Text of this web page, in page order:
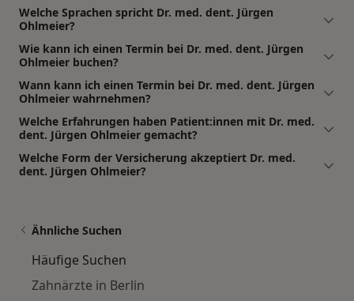
Welche Sprachen spricht Dr. med. dent. Jürgen
Ohlmeier?
Wie kann ich einen Termin bei Dr. med. dent. Jürgen
Ohlmeier buchen?
Wann kann ich einen Termin bei Dr. med. dent. Jürgen
Ohlmeier wahrnehmen?
Welche Erfahrungen haben Patient:innen mit Dr. med.
dent. Jürgen Ohlmeier gemacht?
Welche Form der Versicherung akzeptiert Dr. med.
dent. Jürgen Ohlmeier?
Ähnliche Suchen
Häufige Suchen
Zahnärzte in Berlin